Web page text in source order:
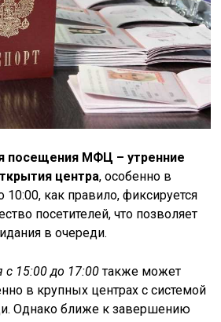
посещения МФЦ – утренние
центра, особенно в
10:00, как правило, фиксируется
посетителей, что позволяет
в очереди.
с 15:00 до 17:00также может
в крупных центрах с системой
Однако ближе к завершению